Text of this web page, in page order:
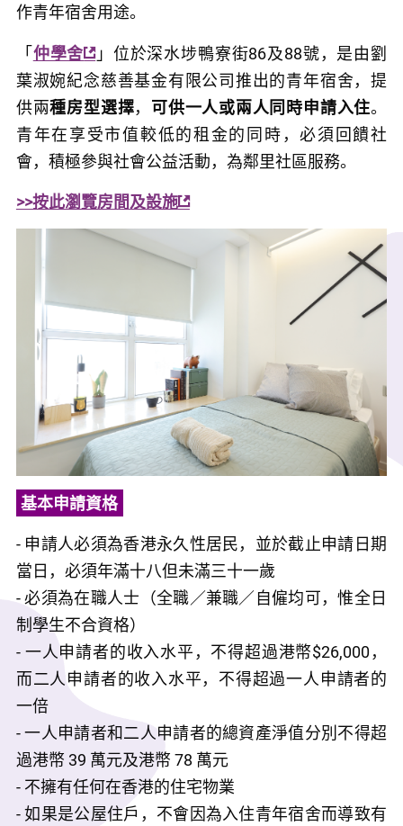
作青年宿舍用途。
「仲學舍 」位於深水埗鴨寮街86及88號，是由劉
葉淑婉紀念慈善基金有限公司推出的青年宿舍，提
供兩種房型選擇， 可供一人或兩人同時申請入住。
青年在享受市值較低的租金的同時，必須回饋社
會，積極參與社會公益活動，為鄰里社區服務。
>>按此瀏覽房間及設施
基本申請資格
- 申請人必須為香港永久性居民，並於截止申請日期
當日，必須年滿十八但未滿三十一歲
- 必須為在職人士（全職／兼職／自僱均可，惟全日
制學生不合資格）
- 一人申請者的收入水平，不得超過港幣$26,000，
而二人申請者的收入水平，不得超過一人申請者的
一倍
- 一人申請者和二人申請者的總資產淨值分別不得超
過港幣 39 萬元及港幣 78 萬元
- 不擁有任何在香港的住宅物業
- 如果是公屋住戶，不會因為入住青年宿舍而導致有